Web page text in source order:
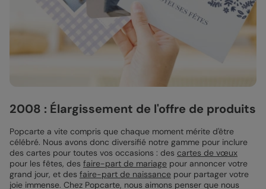
2008 : Élargissement de l'offre de produits
Popcarte a vite compris que chaque moment mérite d'être
célébré. Nous avons donc diversifié notre gamme pour inclure
des cartes pour toutes vos occasions : des cartes de vœux
pour les fêtes, des faire-part de mariage pour annoncer votre
grand jour, et des faire-part de naissance pour partager votre
joie immense. Chez Popcarte, nous aimons penser que nous